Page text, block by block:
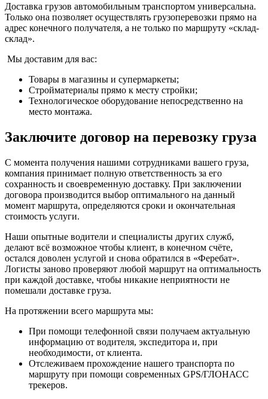
Доставка грузов автомобильным транспортом универсальна.
Только она позволяет осуществлять грузоперевозки прямо на
адрес конечного получателя, а не только по маршруту «склад-
склад».
Мы доставим для вас:
Товары в магазины и супермаркеты;
Стройматериалы прямо к месту стройки;
Технологическое оборудование непосредственно на
место монтажа.
Заключите договор на перевозку груза
С момента получения нашими сотрудниками вашего груза,
компания принимает полную ответственность за его
сохранность и своевременную доставку. При заключении
договора производится выбор оптимального на данный
момент маршрута, определяются сроки и окончательная
стоимость услуги.
Наши опытные водители и специалисты других служб,
делают всё возможное чтобы клиент, в конечном счёте,
остался доволен услугой и снова обратился в «Феребат».
Логисты заново проверяют любой маршрут на оптимальность
при каждой доставке, чтобы никакие неприятности не
помешали доставке груза.
На протяжении всего маршрута мы:
При помощи телефонной связи получаем актуальную
информацию от водителя, экспедитора и, при
необходимости, от клиента.
Отслеживаем прохождение нашего транспорта по
маршруту при помощи современных GPS/ГЛОНАСС
трекеров.